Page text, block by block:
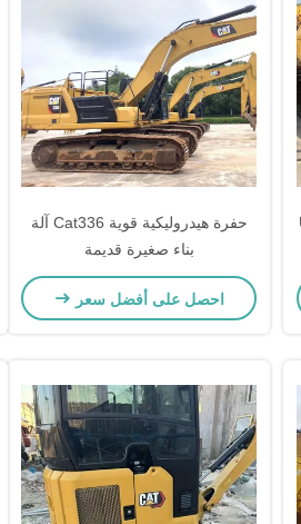
حفرة هيدروليكية قوية Cat336 آلة
بناء صغيرة قديمة
احصل على أفضل سعر